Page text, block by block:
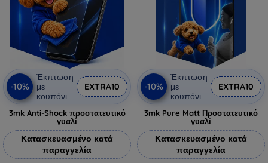
-10%
Έκπτωση
με
κουπόνι
EXTRA10
3mk Anti-Shock προστατευτικό
γυαλί
Κατασκευασμένο κατά
παραγγελία
-10%
Έκπτωση
με
κουπόνι
EXTRA10
3mk Pure Matt Προστατευτικό
γυαλί
Κατασκευασμένο κατά
παραγγελία